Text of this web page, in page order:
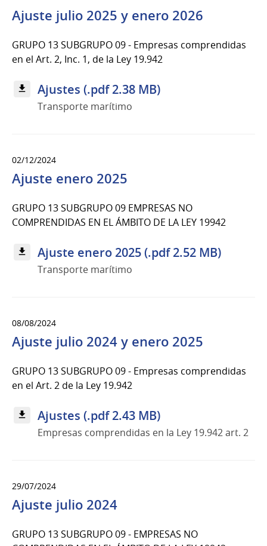
Ajuste julio 2025 y enero 2026
GRUPO 13 SUBGRUPO 09 - Empresas comprendidas
en el Art. 2, Inc. 1, de la Ley 19.942
Ajustes (.pdf 2.38 MB)
Transporte marítimo
02/12/2024
Ajuste enero 2025
GRUPO 13 SUBGRUPO 09 EMPRESAS NO
COMPRENDIDAS EN EL ÁMBITO DE LA LEY 19942
Ajuste enero 2025 (.pdf 2.52 MB)
Transporte marítimo
08/08/2024
Ajuste julio 2024 y enero 2025
GRUPO 13 SUBGRUPO 09 - Empresas comprendidas
en el Art. 2 de la Ley 19.942
Ajustes (.pdf 2.43 MB)
Empresas comprendidas en la Ley 19.942 art. 2
29/07/2024
Ajuste julio 2024
GRUPO 13 SUBGRUPO 09 - EMPRESAS NO